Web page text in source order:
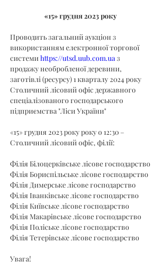
«15» грудня 2023 року
Проводить загальний аукціон з
використанням електронної торгової
системи https://utsd.uub.com.ua з
продажу необробленої деревини,
заготівлі (ресурсу) 1 кварталу 2024 року
Столичний лісовий офіс державного
спеціалізованого господарського
підприємства "Ліси України"
«15» грудня 2023 року року о 12:30 –
Столичний лісовий офіс, філії:
Філія Білоцерківське лісове господарство
Філія Бориспільське лісове господарство
Філія Димерське лісове господарство
Філія Іванківське лісове господарство
Філія Київське лісове господарство
Філія Макарівське лісове господарство
Філія Поліське лісове господарство
Філія Тетерівське лісове господарство
Увага!